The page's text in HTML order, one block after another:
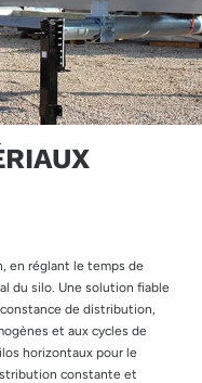
en réglant le temps de
du silo. Une solution fiable
de distribution,
et aux cycles de
horizontaux pour le
constante et